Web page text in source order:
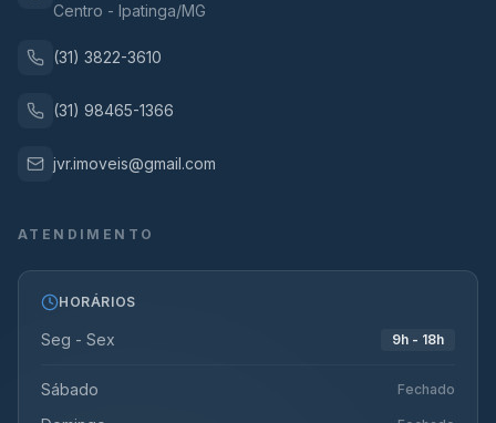
Centro - Ipatinga/MG
(31) 3822-3610
(31) 98465-1366
jvr.imoveis@gmail.com
ATENDIMENTO
HORÁRIOS
Seg - Sex 9h - 18h
Sábado Fechado